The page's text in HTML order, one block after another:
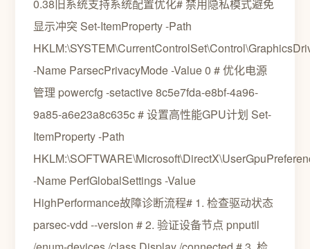
0.38旧系统支持系统配置优化# 禁用隐私模式避免
显示冲突 Set-ItemProperty -Path
-Name ParsecPrivacyMode -Value 0 # 优化电源
管理 powercfg -setactive 8c5e7fda-e8bf-4a96-
9a85-a6e23a8c635c # 设置高性能GPU计划 Set-
ItemProperty -Path
-Name PerfGlobalSettings -Value
HighPerformance故障诊断流程# 1. 检查驱动状态
parsec-vdd --version # 2. 验证设备节点 pnputil